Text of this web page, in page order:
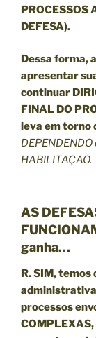
PROCESSOS
DEFESA).
Dessa forma,
apresentar
continuar
FINAL DO
leva em torno
DEPENDENDO
HABILITAÇÃO.
AS
ganha…
R.SIM, temos
processos